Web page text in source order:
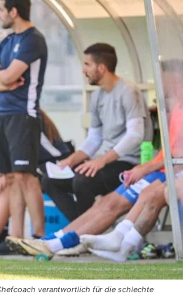
verantwortlich für die schlechte